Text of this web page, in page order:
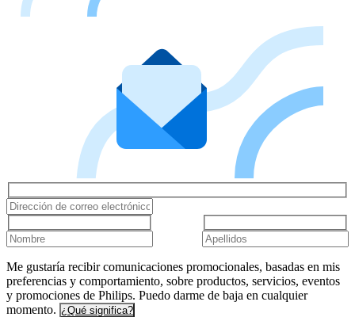
Me gustaría recibir comunicaciones promocionales, basadas en mis
preferencias y comportamiento, sobre productos, servicios, eventos
y promociones de Philips. Puedo darme de baja en cualquier
momento. ¿Qué significa?